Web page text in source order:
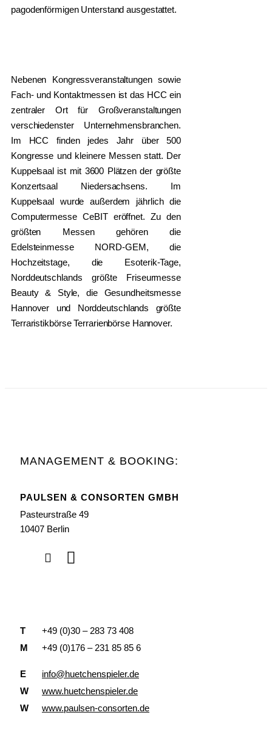
pagodenförmigen Unterstand ausgestattet.
Nebenen Kongressveranstaltungen sowie
Fach- und Kontaktmessen ist das HCC ein
zentraler Ort für Großveranstaltungen
verschiedenster Unternehmensbranchen.
Im HCC finden jedes Jahr über 500
Kongresse und kleinere Messen statt. Der
Kuppelsaal ist mit 3600 Plätzen der größte
Konzertsaal Niedersachsens. Im
Kuppelsaal wurde außerdem jährlich die
Computermesse CeBIT eröffnet. Zu den
größten Messen gehören die
Edelsteinmesse NORD-GEM, die
Hochzeitstage, die Esoterik-Tage,
Norddeutschlands größte Friseurmesse
Beauty & Style, die Gesundheitsmesse
Hannover und Norddeutschlands größte
Terraristikbörse Terrarienbörse Hannover.
MANAGEMENT & BOOKING:
PAULSEN & CONSORTEN GMBH
Pasteurstraße 49
10407 Berlin
T
+49 (0)30 – 283 73 408
M
+49 (0)176 – 231 85 85 6
E
info@huetchenspieler.de
W
www.huetchenspieler.de
W
www.paulsen-consorten.de